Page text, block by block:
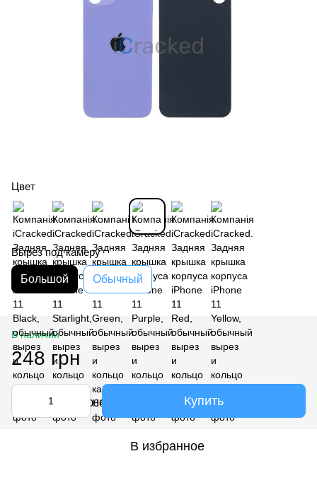
Цвет
Вырез под камеру
Большой Обычный
В наличии
248 грн
Купить
В избранное